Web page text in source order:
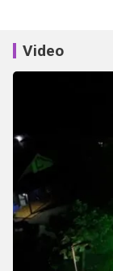
Video